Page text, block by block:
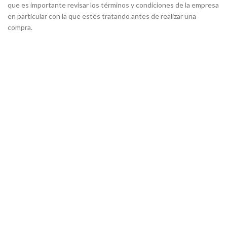
que es importante revisar los términos y condiciones de la empresa
en particular con la que estés tratando antes de realizar una
compra.